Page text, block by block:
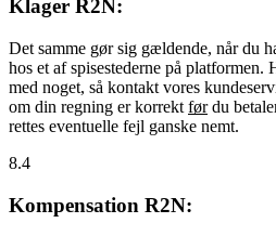
Klager R2N:
Det samme gør sig gældende, når du
hos et af spisestederne på
med noget, så kontakt vores
om din regning er korrekt førdu
rettes eventuelle fejl ganske nemt.
8.4
Kompensation R2N: